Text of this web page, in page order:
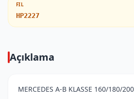
FIL
HP2227
Açıklama
MERCEDES A-B KLASSE 160/180/